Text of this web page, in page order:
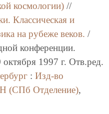
космологии)//
Классическая и
на рубеже веков. /
конференции.
1997 г. Отв.ред.
: Изд-во
(СПб Отделение),